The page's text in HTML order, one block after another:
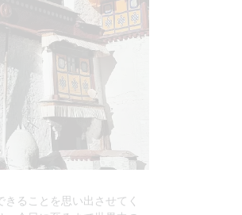
ることを思い出させてく